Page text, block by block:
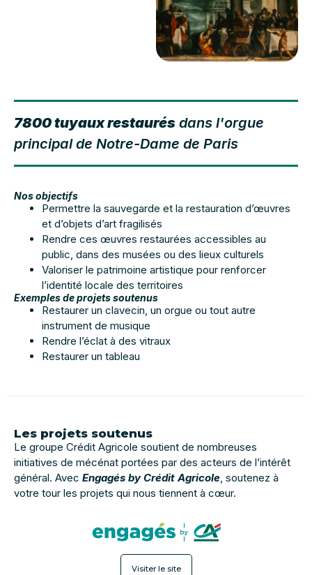
7800 tuyaux restaurés dans l'orgue
principal de Notre-Dame de Paris
Nos objectifs
Permettre la sauvegarde et la restauration d’œuvres
et d’objets d’art fragilisés
Rendre ces œuvres restaurées accessibles au
public, dans des musées ou des lieux culturels
Valoriser le patrimoine artistique pour renforcer
l’identité locale des territoires
Exemples de projets soutenus
Restaurer un clavecin, un orgue ou tout autre
instrument de musique
Rendre l’éclat à des vitraux
Restaurer un tableau
Les projets soutenus
Le groupe Crédit Agricole soutient de nombreuses
initiatives de mécénat portées par des acteurs de l’intérêt
général. Avec Engagés by Crédit Agricole, soutenez à
votre tour les projets qui nous tiennent à cœur.
Visiter le site